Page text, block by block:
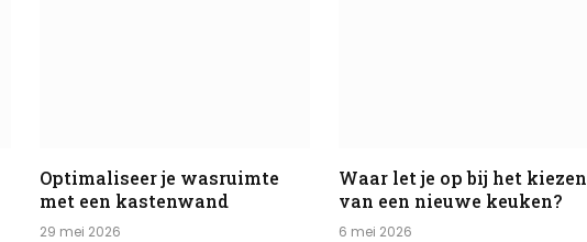
Optimaliseer je wasruimte
met een kastenwand
29 mei 2026
Waar let je op bij het kiezen
van een nieuwe keuken?
6 mei 2026